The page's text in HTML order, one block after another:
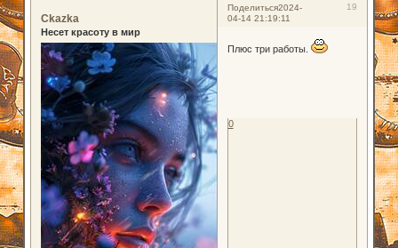
Поделиться 19
2024-
04-14 21:19:11
Ckazka
Несет красоту в мир
Плюс три работы.
0